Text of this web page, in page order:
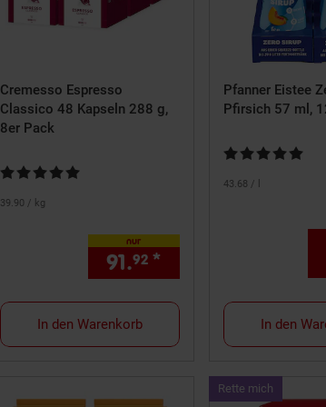
€ Sternchen Fußnote, Details am
Cremesso Espresso
Classico 48 Kapseln 288 g,
8er Pack
Kundenbewertung: 4,9 von 5 Sternen
39.90 / kg
nur
91.92 * €
In den Warenkorb
Pfanner Eistee
Pfirsich 57 ml,
43.68 / l
In den
Rette mich
ArtikelRette